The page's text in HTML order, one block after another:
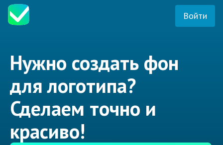
Войти
Нужно создать фон
для логотипа?
Сделаем точно и
красиво!